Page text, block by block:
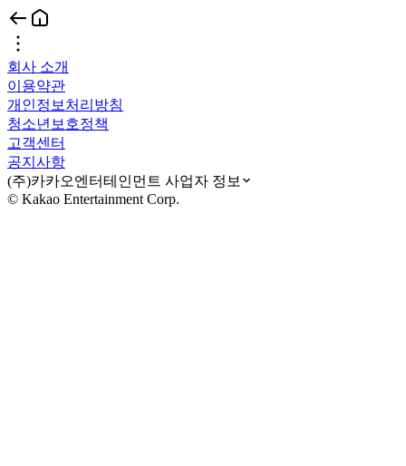
회사 소개
이용약관
개인정보처리방침
청소년보호정책
고객센터
공지사항
(주)카카오엔터테인먼트 사업자 정보
© Kakao Entertainment Corp.